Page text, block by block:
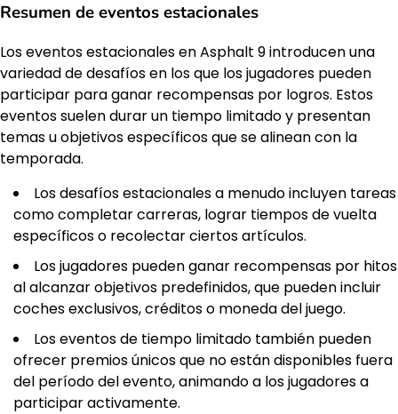
Resumen de eventos estacionales
Los eventos estacionales en Asphalt 9 introducen una
variedad de desafíos en los que los jugadores pueden
participar para ganar recompensas por logros. Estos
eventos suelen durar un tiempo limitado y presentan
temas u objetivos específicos que se alinean con la
temporada.
Los desafíos estacionales a menudo incluyen tareas
como completar carreras, lograr tiempos de vuelta
específicos o recolectar ciertos artículos.
Los jugadores pueden ganar recompensas por hitos
al alcanzar objetivos predefinidos, que pueden incluir
coches exclusivos, créditos o moneda del juego.
Los eventos de tiempo limitado también pueden
ofrecer premios únicos que no están disponibles fuera
del período del evento, animando a los jugadores a
participar activamente.